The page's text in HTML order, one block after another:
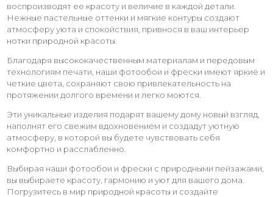
воспроизводят ее красоту и величие в каждой детали.
Нежные пастельные оттенки и мягкие контуры создают
атмосферу уюта и спокойствия, привнося в ваш интерьер
нотки природной красоты.
Благодаря высококачественным материалам и передовым
технологиям печати, наши фотообои и фрески имеют яркие и
четкие цвета, сохраняют свою привлекательность на
протяжении долгого времени и легко моются.
Эти уникальные изделия подарят вашему дому новый взгляд,
наполнят его свежим вдохновением и создадут уютную
атмосферу, в которой вы будете чувствовать себя
комфортно и расслабленно.
Выбирая наши фотообои и фрески с природными пейзажами,
вы выбираете красоту, гармонию и уют для вашего дома.
Погрузитесь в мир природной красоты и создайте